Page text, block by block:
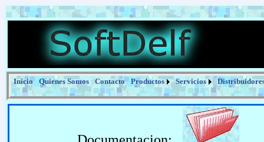
Inicio Quienes Somos Contacto Productos Servicios